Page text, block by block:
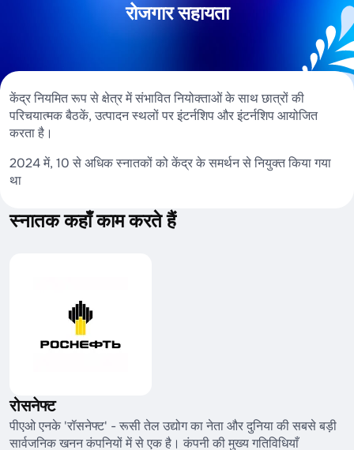
रोजगार सहायता
केंद्र नियमित रूप से क्षेत्र में संभावित नियोक्ताओं के साथ छात्रों की
परिचयात्मक बैठकें, उत्पादन स्थलों पर इंटर्नशिप और इंटर्नशिप आयोजित
करता है।
2024 में, 10 से अधिक स्नातकों को केंद्र के समर्थन से नियुक्त किया गया
था
स्नातक कहाँ काम करते हैं
रोसनेफ्ट
पीएओ एनके 'रॉसनेफ्ट' - रूसी तेल उद्योग का नेता और दुनिया की सबसे बड़ी
सार्वजनिक खनन कंपनियों में से एक है। कंपनी की मुख्य गतिविधियाँ